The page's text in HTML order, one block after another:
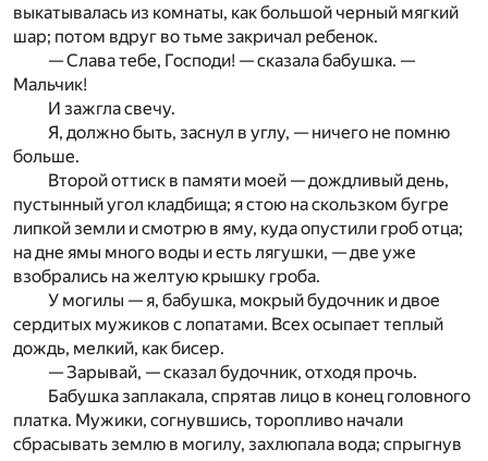
выкатывалась из комнаты, как большой черный мягкий
шар; потом вдруг во тьме закричал ребенок.
— Слава тебе, Господи! — сказала бабушка. —
Мальчик!
И зажгла свечу.
Я, должно быть, заснул в углу, — ничего не помню
больше.
Второй оттиск в памяти моей — дождливый день,
пустынный угол кладбища; я стою на скользком бугре
липкой земли и смотрю в яму, куда опустили гроб отца;
на дне ямы много воды и есть лягушки, — две уже
взобрались на желтую крышку гроба.
У могилы — я, бабушка, мокрый будочник и двое
сердитых мужиков с лопатами. Всех осыпает теплый
дождь, мелкий, как бисер.
— Зарывай, — сказал будочник, отходя прочь.
Бабушка заплакала, спрятав лицо в конец головного
платка. Мужики, согнувшись, торопливо начали
сбрасывать землю в могилу, захлюпала вода; спрыгнув